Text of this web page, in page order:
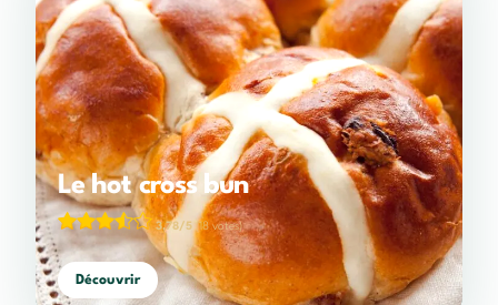
Le hot cross bun
3,78/5 (18 votes)
Découvrir